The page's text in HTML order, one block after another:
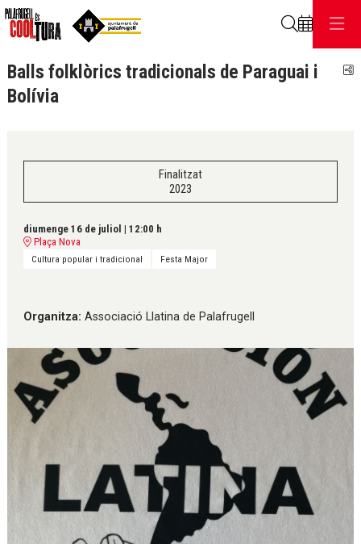
Balls folklòrics tradicionals de Paraguai i
Bolívia
Finalitzat
2023
diumenge 16 de juliol | 12:00 h
Plaça Nova
Cultura popular i tradicional Festa Major
Organitza: Associació Llatina de Palafrugell